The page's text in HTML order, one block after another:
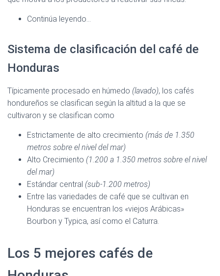
Continúa leyendo…
Sistema de clasificación del café de
Honduras
Típicamente procesado en húmedo (lavado), los cafés
hondureños se clasifican según la altitud a la que se
cultivaron y se clasifican como
Estrictamente de alto crecimiento (más de 1.350
metros sobre el nivel del mar)
Alto Crecimiento (1.200 a 1.350 metros sobre el nivel
del mar)
Estándar central (sub-1.200 metros)
Entre las variedades de café que se cultivan en
Honduras se encuentran los «viejos Arábicas»
Bourbon y Typica, así como el Caturra.
Los 5 mejores cafés de